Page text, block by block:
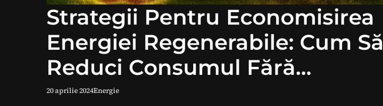
Strategii Pentru Economisirea
Energiei Regenerabile: Cum Să
Reduci Consumul Fără
Compromisuri
20 aprilie 2024Energie